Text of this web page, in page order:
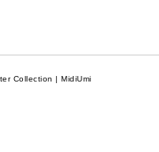
Collection | MidiUmi